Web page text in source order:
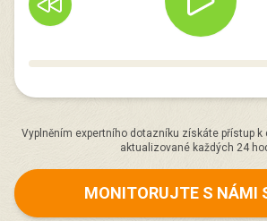
Vyplněním expertního dotazníku získáte přístup k
aktualizované každých 24
MONITORUJTE S NÁMI